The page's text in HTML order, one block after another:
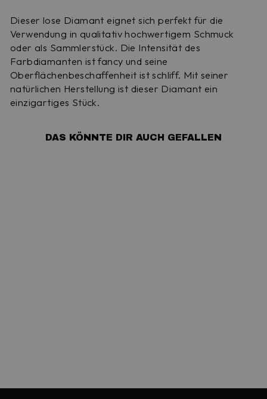
Dieser lose Diamant eignet sich perfekt für die
Verwendung in qualitativ hochwertigem Schmuck
oder als Sammlerstück. Die Intensität des
Farbdiamanten ist fancy und seine
Oberflächenbeschaffenheit ist schliff. Mit seiner
natürlichen Herstellung ist dieser Diamant ein
einzigartiges Stück.
DAS KÖNNTE DIR AUCH GEFALLEN